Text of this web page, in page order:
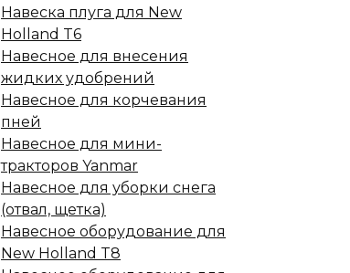
Навеска плуга для New
Holland T6
Навесное для внесения
жидких удобрений
Навесное для корчевания
пней
Навесное для мини-
тракторов Yanmar
Навесное для уборки снега
(отвал, щетка)
Навесное оборудование для
New Holland T8